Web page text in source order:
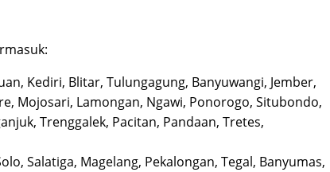
Kediri, Blitar, Tulungagung, Banyuwangi, Jember,
Mojosari, Lamongan, Ngawi, Ponorogo, Situbondo,
Trenggalek, Pacitan, Pandaan, Tretes,
Salatiga, Magelang, Pekalongan, Tegal, Banyumas,